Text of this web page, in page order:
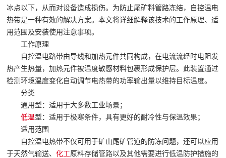
冰点以下，从而对设备造成损伤。为防止尾矿料管路冻结，自控温电
热带是一种有效的解决方案。本文将详细解释该技术的工作原理、适
用范围及安装使用注意事项。
工作原理
自控温电路带由导线和加热元件共同构成，在电流流经时电阻发
热产生热量，加热元件被温度敏感材料包裹形成保护层。此装置通过
检测环境温度变化自动调节电热带的功率输出量以维持目标温度。
分类
通用型：适用于大多数工业场景；
低温型：适用于极寒条件，具有更好的耐冷性与保温效果；
适用范围
自控温电热带不仅可用于矿山尾矿管道的防冻问题，还可以应用
于天然气输送、化工原料存储管路以及其他需要进行低温防护措施的